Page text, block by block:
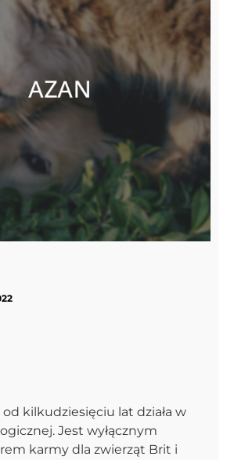
od kilkudziesięciu lat działa w
Jest wyłącznym
karmy dla zwierząt Brit i